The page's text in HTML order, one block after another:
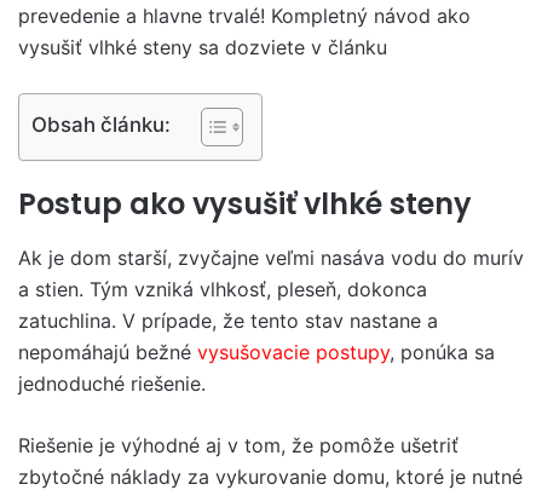
prevedenie a hlavne trvalé! Kompletný návod ako
vysušiť vlhké steny sa dozviete v článku
Obsah článku:
Postup ako vysušiť vlhké steny
Ak je dom starší, zvyčajne veľmi nasáva vodu do murív
a stien. Tým vzniká vlhkosť, pleseň, dokonca
zatuchlina. V prípade, že tento stav nastane a
nepomáhajú bežné vysušovacie postupy, ponúka sa
jednoduché riešenie.
Riešenie je výhodné aj v tom, že pomôže ušetriť
zbytočné náklady za vykurovanie domu, ktoré je nutné